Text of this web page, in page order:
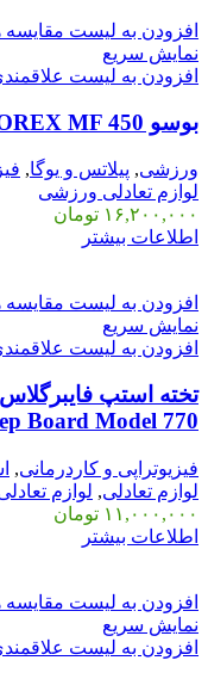
افزودن به لیست مقایسه
نمایش سریع
افزودن به لیست
بوسو JOREX MF 450
ورزشی, پیلاتس و یوگا,
لوازم تعادلی ورزشی
۱۶,۲۰۰,۰۰۰ تومان
اطلاعات بیشتر
افزودن به لیست مقایسه
نمایش سریع
افزودن به لیست
Board Model 770
فیزیوتراپی و کاردرمانی,
لوازم تعادلی, لوازم
۱۱,۰۰۰,۰۰۰ تومان
اطلاعات بیشتر
افزودن به لیست مقایسه
نمایش سریع
افزودن به لیست